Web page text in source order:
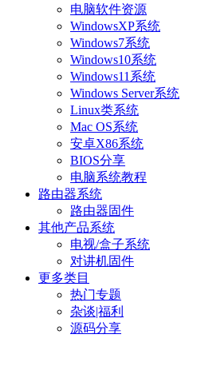
电脑软件资源
WindowsXP系统
Windows7系统
Windows10系统
Windows11系统
Windows Server系统
Linux类系统
Mac OS系统
安卓X86系统
BIOS分享
电脑系统教程
路由器系统
路由器固件
其他产品系统
电视/盒子系统
对讲机固件
更多类目
热门专题
杂谈|福利
源码分享